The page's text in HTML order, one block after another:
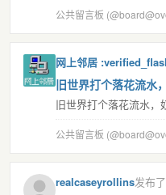
公共留言板
网上邻居
旧世界打个落花流水
旧世界打个落花流水，
公共留言板
realcaseyrollins发布